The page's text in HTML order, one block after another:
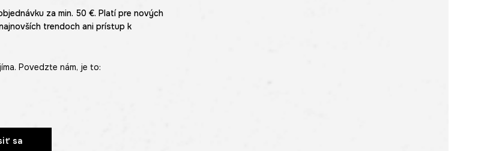
za min. 50 €. Platí pre nových
trendoch ani prístup k
Povedzte nám, je to:
sa